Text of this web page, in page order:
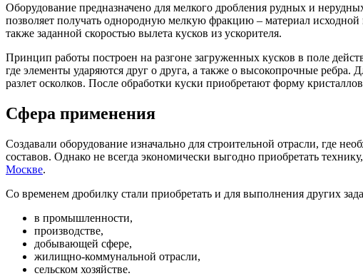
Оборудование предназначено для мелкого дробления рудных и
позволяет получать однородную мелкую фракцию – материал
также заданной скоростью вылета кусков из ускорителя.
Принцип работы построен на разгоне загруженных кусков в поле
где элементы ударяются друг о друга, а также о высокопрочные
разлет осколков. После обработки куски приобретают форму
Сфера применения
Создавали оборудование изначально для строительной отрасли, где
составов. Однако не всегда экономически выгодно приобретать
Москве.
Со временем дробилку стали приобретать и для выполнения других
в промышленности,
производстве,
добывающей сфере,
жилищно-коммунальной отрасли,
сельском хозяйстве.